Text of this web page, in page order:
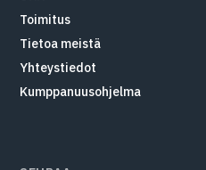
Toimitus
Tietoa meistä
Yhteystiedot
Kumppanuusohjelma